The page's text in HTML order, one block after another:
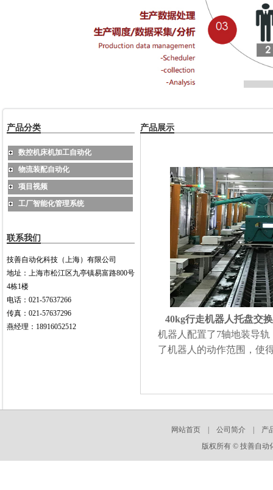
产品分类
数控机床机加工自动化
物流装配自动化
项目视频
工厂智能化管理系统
联系我们
技善自动化科技（上海）有限公司
地址：上海市松江区九亭镇易富路800号
4栋1楼
电话：021-57637266
传真：021-57637296
燕经理：18916052512
产品展示
40kg行走机器人托盘交
机器人配置了7轴地装导
了机器人的动作范围，使
网站首页 公司简介
产
版权所有 © 技善自